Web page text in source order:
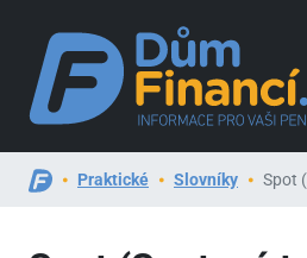
Praktické Slovníky Spot